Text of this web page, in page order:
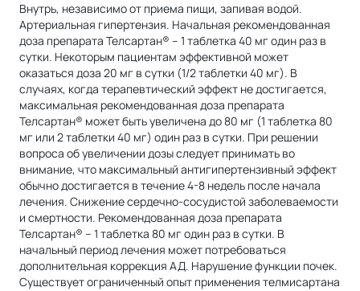
Внутрь, независимо от приема пищи, запивая водой.
Артериальная гипертензия. Начальная рекомендованная
доза препарата Телсартан® – 1 таблетка 40 мг один раз в
сутки. Некоторым пациентам эффективной может
оказаться доза 20 мг в сутки (1/2 таблетки 40 мг). В
случаях, когда терапевтический эффект не достигается,
максимальная рекомендованная доза препарата
Телсартан® может быть увеличена до 80 мг (1 таблетка 80
мг или 2 таблетки 40 мг) один раз в сутки. При решении
вопроса об увеличении дозы следует принимать во
внимание, что максимальный антигипертензивный эффект
обычно достигается в течение 4-8 недель после начала
лечения. Снижение сердечно-сосудистой заболеваемости
и смертности. Рекомендованная доза препарата
Телсартан® – 1 таблетка 80 мг один раз в сутки. В
начальный период лечения может потребоваться
дополнительная коррекция АД. Нарушение функции почек.
Существует ограниченный опыт применения телмисартана